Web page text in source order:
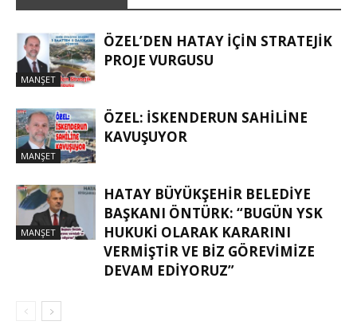
MANŞET
ÖZEL’DEN HATAY İÇIN STRATEJIK
PROJE VURGUSU
MANŞET
ÖZEL: İSKENDERUN SAHİLİNE
KAVUŞUYOR
MANŞET
HATAY BÜYÜKŞEHIR BELEDIYE
BAŞKANI ÖNTÜRK: “BUGÜN YSK
HUKUKI OLARAK KARARINI
VERMIŞTIR VE BIZ GÖREVIMIZE
DEVAM EDIYORUZ”